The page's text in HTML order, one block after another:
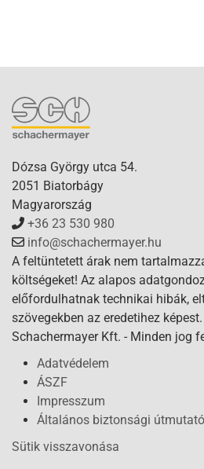
Dózsa György utca 54.
2051 Biatorbágy
Magyarország
+36 23 530 980
info@schachermayer.hu
A feltüntetett árak nem
költségeket! Az alapos
előfordulhatnak technikai hibák,
szövegekben az eredetihez
Schachermayer Kft. - Minden jog
Adatvédelem
ÁSZF
Impresszum
Általános biztonsági útmutató
Sütik visszavonása